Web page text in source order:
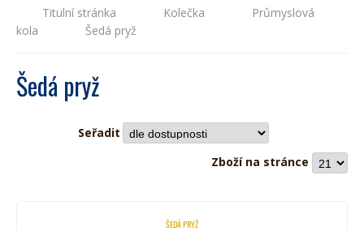
Titulní stránka Kolečka
Průmyslová
kola
Šedá pryž
Šedá pryž
Seřadit
Zboží na stránce
ŠEDÁ PRYŽ